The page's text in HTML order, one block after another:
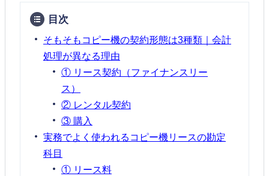
目次
そもそもコピー機の契約形態は3種類｜会計
処理が異なる理由
① リース契約（ファイナンスリー
ス）
② レンタル契約
③ 購入
実務でよく使われるコピー機リースの勘定
科目
① リース料